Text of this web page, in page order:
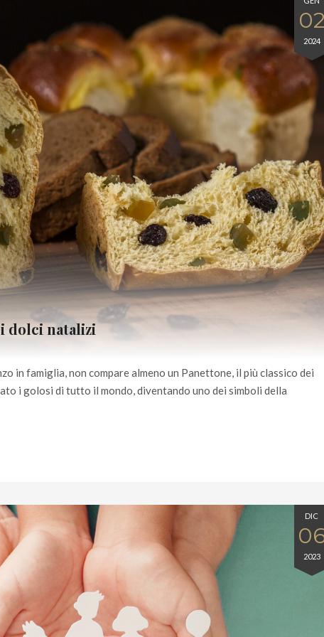
2024
dolci natalizi
in famiglia, non compare almeno un Panettone, il più classico dei
i golosi di tutto il mondo, diventando uno dei simboli della
DIC
2023